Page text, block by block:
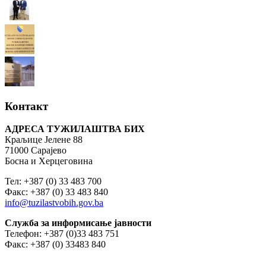
Контакт
АДРЕСА ТУЖИЛАШТВА БИХ
Краљице Јелене 88
71000 Сарајево
Босна и Херцеговина
Тел: +387 (0) 33 483 700
Факс: +387 (0) 33 483 840
info@tuzilastvobih.gov.ba
Служба за информисање јавности
Телефон: +387 (0)33 483 751
Факс: +387 (0) 33483 840